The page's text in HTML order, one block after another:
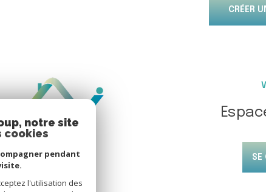
CRÉER
SE
notre site
cookies
pendant
l'utilisation des